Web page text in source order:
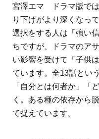
宮澤エマ ドラマ版で
り下げがより深くなっ
選択をする人は「強い
ちですが、ドラマのア
い影響を受けて「子供
ています。全13話とい
「自分とは何者か」「
く。ある種の依存から
て捉えています。